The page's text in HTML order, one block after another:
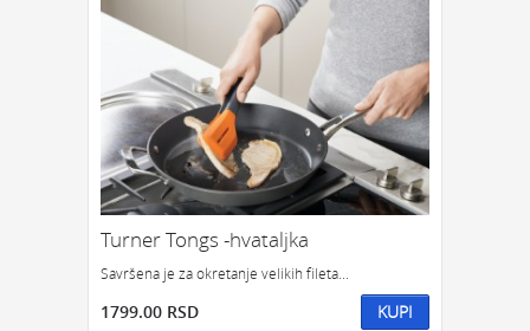
Turner Tongs -hvataljka
Savršena je za okretanje velikih fileta...
1799.00 RSD KUPI